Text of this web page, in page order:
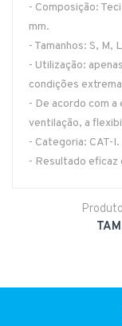
- Composição:
mm.
- Tamanhos: S, M,
- Utilização:
condições
- De acordo com
ventilação, a
- Categoria: CAT-I.
- Resultado eficaz